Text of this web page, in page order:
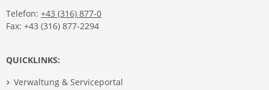
Telefon: +43 (316) 877-0
Fax: +43 (316) 877-2294
QUICKLINKS:
Verwaltung & Serviceportal